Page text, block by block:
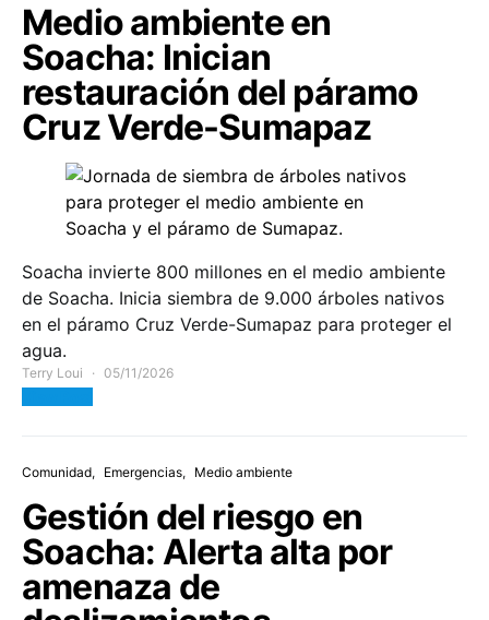
Medio ambiente en
Soacha: Inician
restauración del páramo
Cruz Verde-Sumapaz
Soacha invierte 800 millones en el medio ambiente
de Soacha. Inicia siembra de 9.000 árboles nativos
en el páramo Cruz Verde-Sumapaz para proteger el
agua.
Terry Loui 05/11/2026
Comunidad Emergencias Medio ambiente
Gestión del riesgo en
Soacha: Alerta alta por
amenaza de